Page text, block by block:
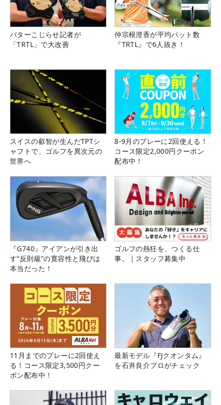
パターこじらせ記者が
「TRTL」で大改善
仲宗根澄香が平均パット数
『TRTL』で6人抜き！
スイスの叡智が生んだTPTシ
ャフトで、ゴルフを異次元の
世界へ
8-9月のプレーに2回使える！
コース限定2,000円クーポン
配布中！
『G740』アイアンが引き出
す“反則級”の寛容性と飛びは
本当だった！
ゴルフの熱狂を、つくる仕
事。｜スタッフ募集中
11月までのプレーに2回使え
る！コース限定3,500円クー
ポン配布中！
最新モデル『FJクオンタム』
を石井良介プロがチェック